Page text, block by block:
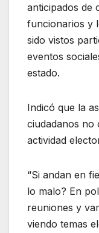
anticipados de
funcionarios y
sido vistos
eventos
estado.
Indicó que la
ciudadanos no
actividad
“Si andan en
lo malo? En
reuniones y
viendo temas